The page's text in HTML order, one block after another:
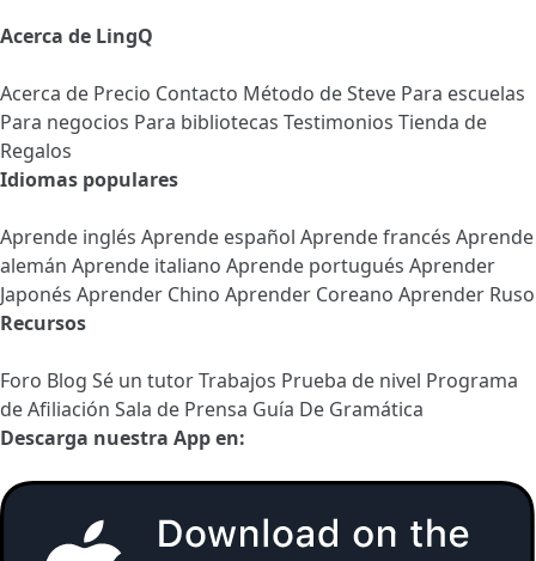
Acerca de LingQ
Acerca de Precio Contacto Método de Steve Para escuelas
Para negocios Para bibliotecas Testimonios Tienda de
Regalos
Idiomas populares
Aprende inglés Aprende español Aprende francés Aprende
alemán Aprende italiano Aprende portugués Aprender
Japonés Aprender Chino Aprender Coreano Aprender Ruso
Recursos
Foro Blog Sé un tutorTrabajos Prueba de nivel Programa
de Afiliación Sala de Prensa Guía De Gramática
Descarga nuestra App en: